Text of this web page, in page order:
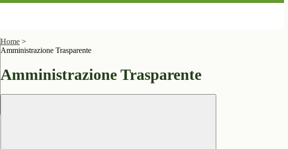
Home >
Amministrazione Trasparente
Amministrazione Trasparente